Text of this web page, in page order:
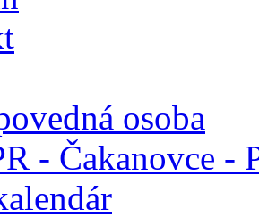
osoba
- Čakanovce -